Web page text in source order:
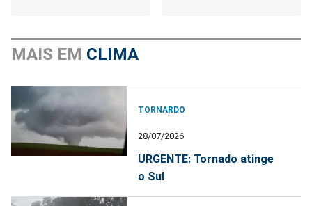
MAIS EM CLIMA
TORNARDO
28/07/2026
URGENTE: Tornado atinge
o Sul